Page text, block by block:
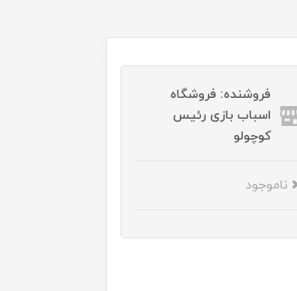
فروشنده: فروشگاه
اسباب بازی رئیس
کوچولو
ناموجود